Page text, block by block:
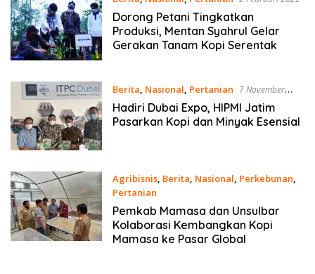
Dorong Petani Tingkatkan
Produksi, Mentan Syahrul Gelar
Gerakan Tanam Kopi Serentak
Berita, Nasional, Pertanian 7 November
2021
Hadiri Dubai Expo, HIPMI Jatim
Pasarkan Kopi dan Minyak Esensial
Agribisnis, Berita, Nasional, Perkebunan,
Pertanian
28 Oktober 2021
Pemkab Mamasa dan Unsulbar
Kolaborasi Kembangkan Kopi
Mamasa ke Pasar Global